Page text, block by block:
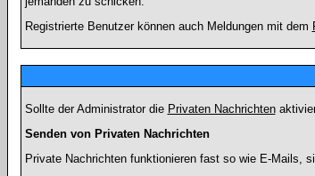
Registrierte Benutzer können auch Meldungen mit dem
Sollte der Administrator die Privaten Nachrichten
Senden von Privaten Nachrichten
Private Nachrichten funktionieren fast so wie E-Mails,